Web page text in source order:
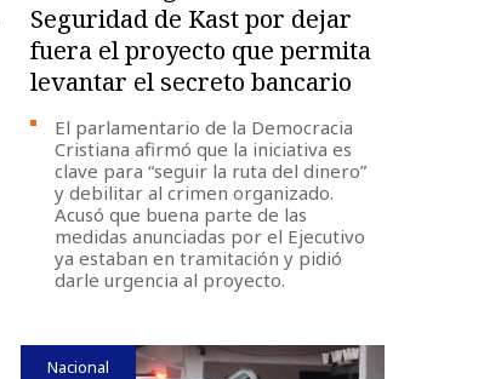
Seguridad de Kast por dejar
fuera el proyecto que permita
levantar el secreto bancario
El parlamentario de la Democracia
Cristiana afirmó que la iniciativa es
clave para “seguir la ruta del dinero”
y debilitar al crimen organizado.
Acusó que buena parte de las
medidas anunciadas por el Ejecutivo
ya estaban en tramitación y pidió
darle urgencia al proyecto.
Nacional